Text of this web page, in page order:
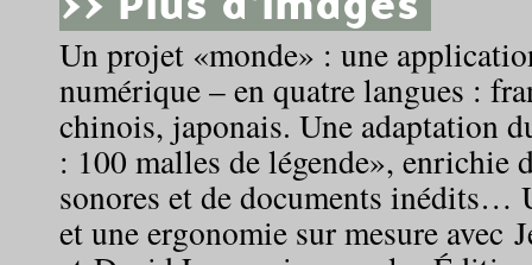
Un projet «monde» : une
numérique – en quatre langues :
chinois, japonais. Une adaptation
: 100 malles de légende», enrichie
sonores et de documents inédits…
et une ergonomie sur mesure avec